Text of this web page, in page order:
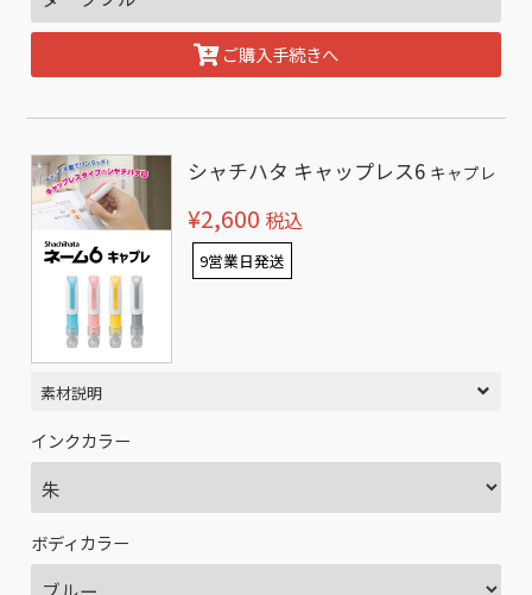
ご購入手続きへ
シャチハタ キャップレス6 キャプレ
¥2,600 税込
9営業日発送
素材説明
インクカラー
ボディカラー